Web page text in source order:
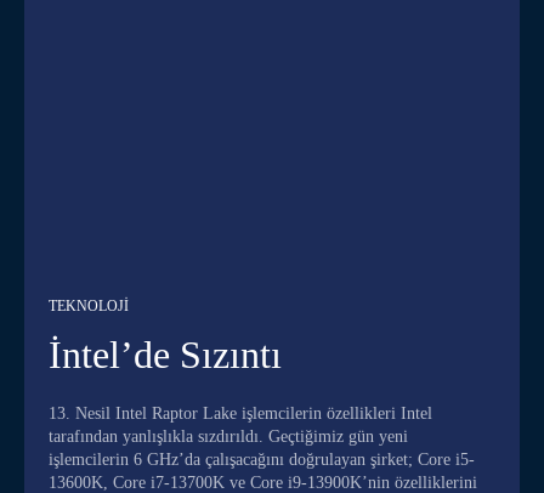
TEKNOLOJI
İntel’de Sızıntı
13. Nesil Intel Raptor Lake işlemcilerin özellikleri Intel
tarafından yanlışlıkla sızdırıldı. Geçtiğimiz gün yeni
işlemcilerin 6 GHz’da çalışacağını doğrulayan şirket; Core i5-
13600K, Core i7-13700K ve Core i9-13900K’nin özelliklerini